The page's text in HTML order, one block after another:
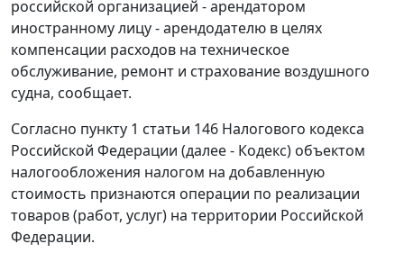
российской организацией - арендатором
иностранному лицу - арендодателю в целях
компенсации расходов на техническое
обслуживание, ремонт и страхование воздушного
судна, сообщает.
Согласно пункту 1 статьи 146 Налогового кодекса
Российской Федерации (далее - Кодекс) объектом
налогообложения налогом на добавленную
стоимость признаются операции по реализации
товаров (работ, услуг) на территории Российской
Федерации.